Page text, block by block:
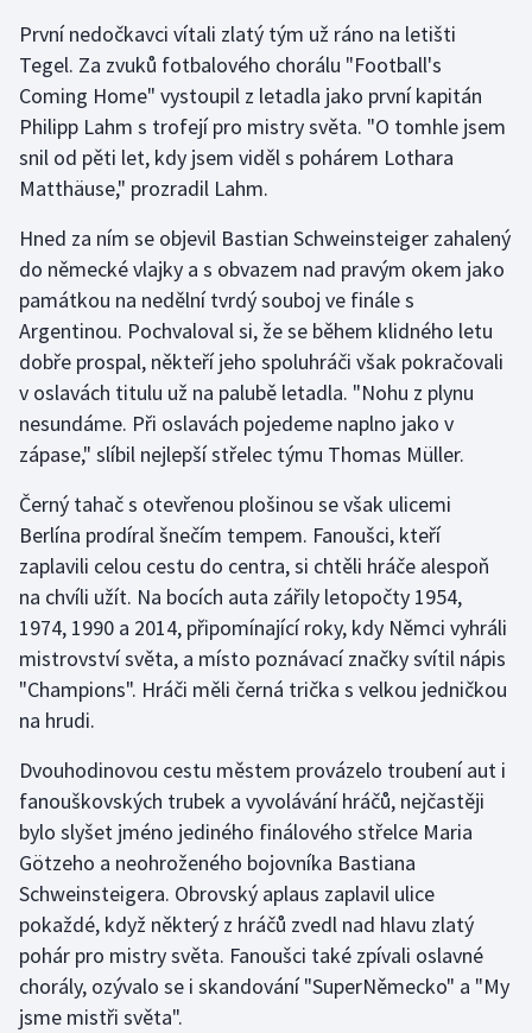
Jezdectví
Judo
Krasobruslení
Lezení
Lyže a snowboard
Moderní pětiboj
Motorsport
Olympijské hry
Plavání
Plážový volejbal
Ragby
Rychlobruslení
Rychlostní kanoistika
Short track
Sportovní střelba
Stolní tenis
Triatlon
První nedočkavci vítali zlatý tým už ráno na letišti
Tegel. Za zvuků fotbalového chorálu "Football's
Coming Home" vystoupil z letadla jako první kapitán
Philipp Lahm s trofejí pro mistry světa. "O tomhle jsem
snil od pěti let, kdy jsem viděl s pohárem Lothara
Matthäuse," prozradil Lahm.
Hned za ním se objevil Bastian Schweinsteiger zahalený
do německé vlajky a s obvazem nad pravým okem jako
památkou na nedělní tvrdý souboj ve finále s
Argentinou. Pochvaloval si, že se během klidného letu
dobře prospal, někteří jeho spoluhráči však pokračovali
v oslavách titulu už na palubě letadla. "Nohu z plynu
nesundáme. Při oslavách pojedeme naplno jako v
zápase," slíbil nejlepší střelec týmu Thomas Müller.
Černý tahač s otevřenou plošinou se však ulicemi
Berlína prodíral šnečím tempem. Fanoušci, kteří
zaplavili celou cestu do centra, si chtěli hráče alespoň
na chvíli užít. Na bocích auta zářily letopočty 1954,
1974, 1990 a 2014, připomínající roky, kdy Němci vyhráli
mistrovství světa, a místo poznávací značky svítil nápis
"Champions". Hráči měli černá trička s velkou jedničkou
na hrudi.
Dvouhodinovou cestu městem provázelo troubení aut i
fanouškovských trubek a vyvolávání hráčů, nejčastěji
bylo slyšet jméno jediného finálového střelce Maria
Götzeho a neohroženého bojovníka Bastiana
Schweinsteigera. Obrovský aplaus zaplavil ulice
pokaždé, když některý z hráčů zvedl nad hlavu zlatý
pohár pro mistry světa. Fanoušci také zpívali oslavné
chorály, ozývalo se i skandování "SuperNěmecko" a "My
jsme mistři světa".